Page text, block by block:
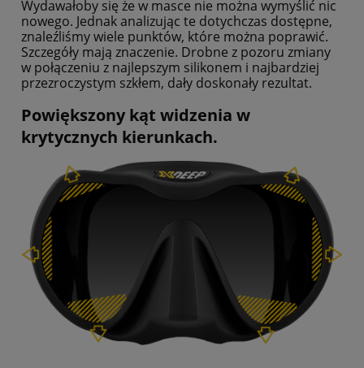
Wydawałoby się że w masce nie można wymyślić nic
nowego. Jednak analizując te dotychczas dostępne,
znaleźliśmy wiele punktów, które można poprawić.
Szczegóły mają znaczenie. Drobne z pozoru zmiany
w połączeniu z najlepszym silikonem i najbardziej
przezroczystym szkłem, dały doskonały rezultat.
Powiększony kąt widzenia w
krytycznych kierunkach.